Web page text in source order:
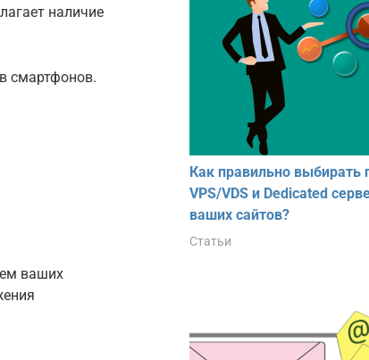
наличие
смартфонов.
ваших
Как правильно выбирать
VPS/VDS и Dedicated
ваших сайтов?
Статьи